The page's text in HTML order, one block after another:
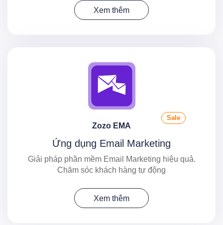
Xem thêm
Zozo EMA
Sale
Ứng dụng Email Marketing
Giải pháp phần mềm Email Marketing hiệu quả.
Chăm sóc khách hàng tự động
Xem thêm